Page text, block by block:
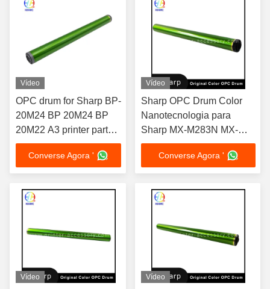
Vídeo
OPC drum for Sharp BP-
20M24 BP 20M24 BP
20M22 A3 printer part
drum kit replacement
Converse Agora '
Vídeo
Sharp OPC Drum Color
Nanotecnologia para
Sharp MX-M283N MX-
M283N MX-M363NU MX-
M453NU
Converse Agora '
Vídeo Vídeo